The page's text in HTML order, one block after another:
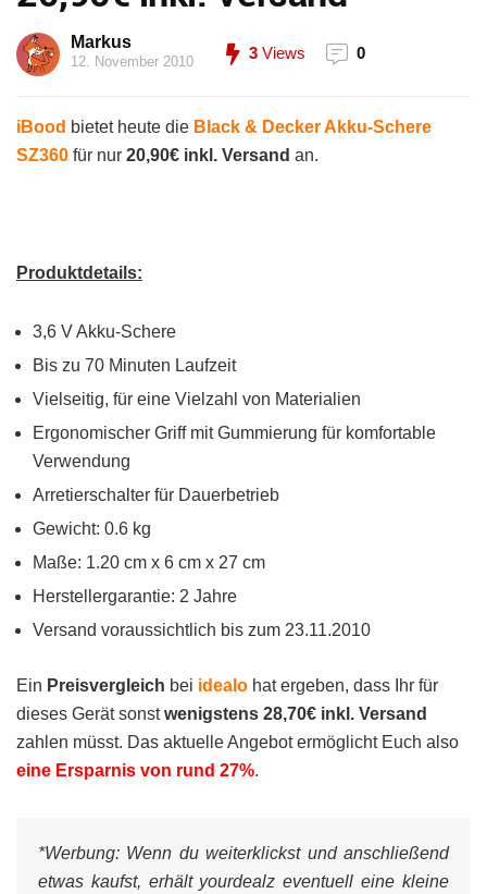
Markus
12. November 2010 3 Views 0
iBood bietet heute die Black & Decker Akku-Schere
SZ360 für nur 20,90€ inkl. Versand an.
Produktdetails:
3,6 V Akku-Schere
Bis zu 70 Minuten Laufzeit
Vielseitig, für eine Vielzahl von Materialien
Ergonomischer Griff mit Gummierung für komfortable
Verwendung
Arretierschalter für Dauerbetrieb
Gewicht: 0.6 kg
Maße: 1.20 cm x 6 cm x 27 cm
Herstellergarantie: 2 Jahre
Versand voraussichtlich bis zum 23.11.2010
Ein Preisvergleich bei idealo hat ergeben, dass Ihr für
dieses Gerät sonstwenigstens 28,70€ inkl. Versand
zahlen müsst. Das aktuelle Angebot ermöglicht Euch also
eine Ersparnis von rund 27%.
*Werbung: Wenn du weiterklickst und anschließend
etwas kaufst, erhält yourdealz eventuell eine kleine